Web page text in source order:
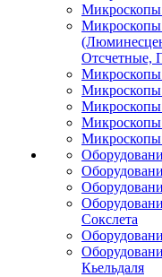
Микроскопы
Микроскопы
Отсчетные,
Микроскопы
Микроскопы
Микроскопы
Сокслета
Кьельдаля